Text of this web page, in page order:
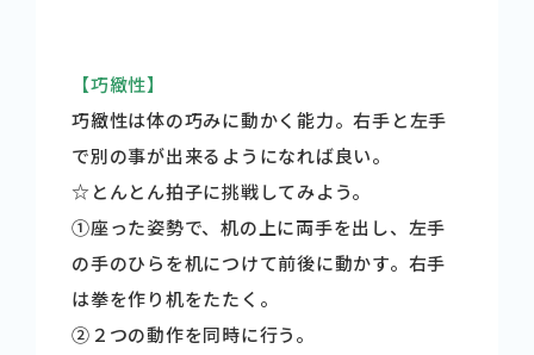
【巧緻性】
巧緻性は体の巧みに動かく能力。右手と左手
で別の事が出来るようになれば良い。
☆とんとん拍子に挑戦してみよう。
➀座った姿勢で、机の上に両手を出し、左手
の手のひらを机につけて前後に動かす。右手
は拳を作り机をたたく。
➁２つの動作を同時に行う。